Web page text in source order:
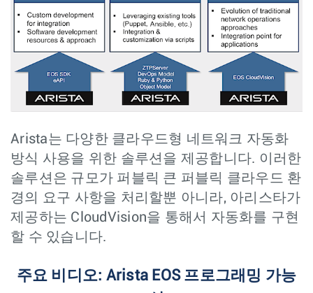
Arista는 다양한 클라우드형 네트워크 자동화
방식 사용을 위한 솔루션을 제공합니다. 이러한
솔루션은 규모가 퍼블릭 큰 퍼블릭 클라우드 환
경의 요구 사항을 처리할뿐 아니라, 아리스타가
제공하는 CloudVision을 통해서 자동화를 구현
할 수 있습니다.
주요 비디오: Arista EOS 프로그래밍 가능